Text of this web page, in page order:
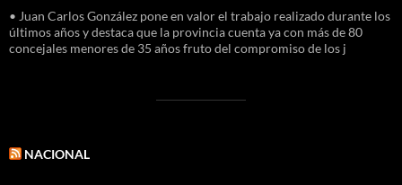
• Juan Carlos González pone en valor el trabajo realizado durante los
últimos años y destaca que la provincia cuenta ya con más de 80
concejales menores de 35 años fruto del compromiso de los j
NACIONAL